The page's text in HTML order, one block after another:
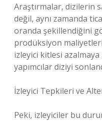
Araştırmalar, dizilerin
değil, aynı zamanda
oranda şekillendiğini
prodüksiyon
izleyici kitlesi
yapımcılar diziyi
İzleyici Tepkileri ve
Peki, izleyiciler bu